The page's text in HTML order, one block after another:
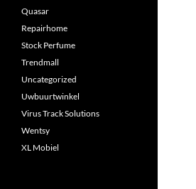
Quasar
Repairhome
Stock Perfume
Trendmall
Uncategorized
Uwbuurtwinkel
Virus Track Solutions
Wentsy
XL Mobiel